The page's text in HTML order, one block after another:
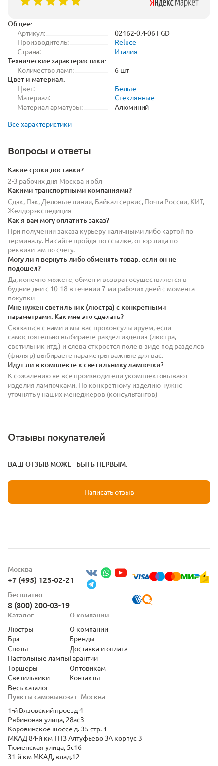
Общее:
Артикул:
02162-0.4-06 FGD
Производитель:
Reluce
Страна:
Италия
Технические характеристики:
Количество ламп: 6 шт
Цвет и материал:
Цвет:
Белые
Материал:
Стеклянные
Материал арматуры:
Алюминий
Все характеристики
Вопросы и ответы
Какие сроки доставки?
2-3 рабочих дня Москва и обл
Какими транспортными компаниями?
Сдэк, Пэк, Деловые линии, Байкал сервис, Почта России, КИТ,
Желдорэкспедиция
Как я вам могу оплатить заказ?
При получении заказа курьеру наличными либо картой по
терминалу. На сайте пройдя по ссылке, от юр лица по
реквизитам по счету.
Могу ли я вернуть либо обменять товар, если он не
подошел?
Да, конечно можете, обмен и возврат осуществляется в
будние дни с 10-18 в течении 7-ми рабочих дней с момента
покупки
Мне нужен светильник (люстра) с конкретными
параметрами. Как мне это сделать?
Связаться с нами и мы вас проконсультируем, если
самостоятельно выбираете раздел изделия (люстра,
светильник итд.) и слева откроется поле в виде под разделов
(фильтр) выбираете параметры важные для вас.
Идут ли в комплекте к светильнику лампочки?
К сожалению не все производители укомплектовывают
изделия лампочками. По конкретному изделию нужно
уточнять у наших менеджеров (консультантов)
Отзывы покупателей
ВАШ ОТЗЫВ МОЖЕТ БЫТЬ ПЕРВЫМ.
Написать отзыв
Москва
+7 (495) 125-02-21
Бесплатно
8 (800) 200-03-19
Пункты самовывоза г. Москва
1-й Вязовский проезд 4
Рябиновая улица, 28ас3
Коровинское шоссе д. 35 стр. 1
МКАД 84-й км ТПЗ Алтуфьево 3А корпус 3
Тюменская улица, 5с16
31-й км МКАД, влад.12
Каталог
Люстры
Бра
Споты
Настольные лампы
Торшеры
Светильники
Весь каталог
О компании
О компании
Бренды
Доставка и оплата
Гарантии
Оптовикам
Контакты